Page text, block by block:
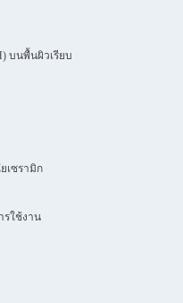
บนพื้นผิวเรียบ
เซรามิก
รใช้งาน